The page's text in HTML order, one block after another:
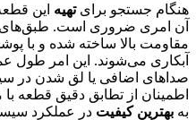
هنگام جستجو برایتهیه این
آن امری ضروری است. طبق‌های
مقاومت بالا ساخته شده و با
آبکاری می‌شوند. این امر طول
صداهای اضافی یا لق شدن در
اطمینان از تطابق دقیق قطعه
به بهترین کیفیت در عملکرد